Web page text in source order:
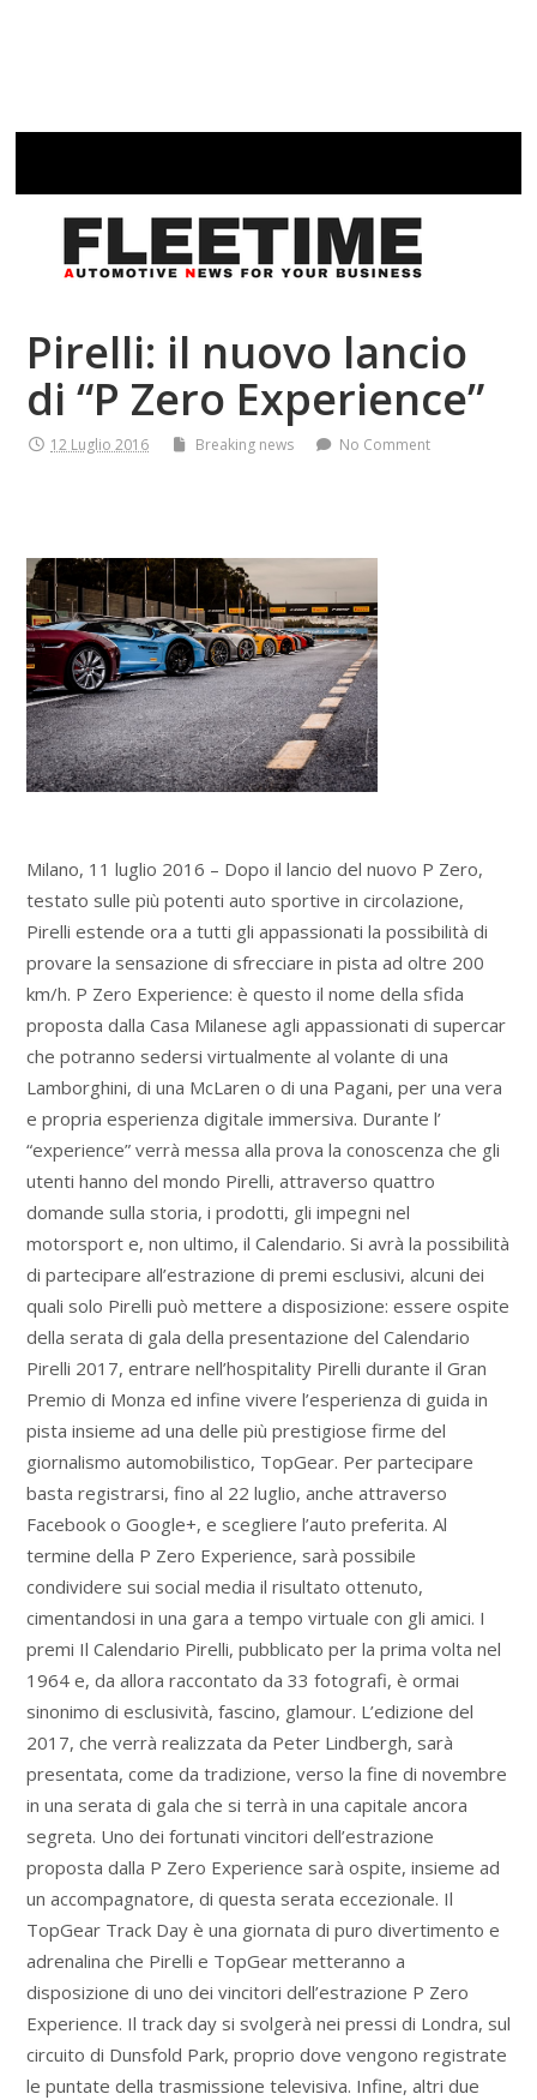
Pirelli: il nuovo lancio
di “P Zero Experience”
12 Luglio 2016 Breaking news No Comment
Milano, 11 luglio 2016 – Dopo il lancio del nuovo P Zero,
testato sulle più potenti auto sportive in circolazione,
Pirelli estende ora a tutti gli appassionati la possibilità di
provare la sensazione di sfrecciare in pista ad oltre 200
km/h. P Zero Experience: è questo il nome della sfida
proposta dalla Casa Milanese agli appassionati di supercar
che potranno sedersi virtualmente al volante di una
Lamborghini, di una McLaren o di una Pagani, per una vera
e propria esperienza digitale immersiva. Durante l’
“experience” verrà messa alla prova la conoscenza che gli
utenti hanno del mondo Pirelli, attraverso quattro
domande sulla storia, i prodotti, gli impegni nel
motorsport e, non ultimo, il Calendario. Si avrà la possibilità
di partecipare all’estrazione di premi esclusivi, alcuni dei
quali solo Pirelli può mettere a disposizione: essere ospite
della serata di gala della presentazione del Calendario
Pirelli 2017, entrare nell’hospitality Pirelli durante il Gran
Premio di Monza ed infine vivere l’esperienza di guida in
pista insieme ad una delle più prestigiose firme del
giornalismo automobilistico, TopGear. Per partecipare
basta registrarsi, fino al 22 luglio, anche attraverso
Facebook o Google+, e scegliere l’auto preferita. Al
termine della P Zero Experience, sarà possibile
condividere sui social media il risultato ottenuto,
cimentandosi in una gara a tempo virtuale con gli amici. I
premi Il Calendario Pirelli, pubblicato per la prima volta nel
1964 e, da allora raccontato da 33 fotografi, è ormai
sinonimo di esclusività, fascino, glamour. L’edizione del
2017, che verrà realizzata da Peter Lindbergh, sarà
presentata, come da tradizione, verso la fine di novembre
in una serata di gala che si terrà in una capitale ancora
segreta. Uno dei fortunati vincitori dell’estrazione
proposta dalla P Zero Experience sarà ospite, insieme ad
un accompagnatore, di questa serata eccezionale. Il
TopGear Track Day è una giornata di puro divertimento e
adrenalina che Pirelli e TopGear metteranno a
disposizione di uno dei vincitori dell’estrazione P Zero
Experience. Il track day si svolgerà nei pressi di Londra, sul
circuito di Dunsfold Park, proprio dove vengono registrate
le puntate della trasmissione televisiva. Infine, altri due